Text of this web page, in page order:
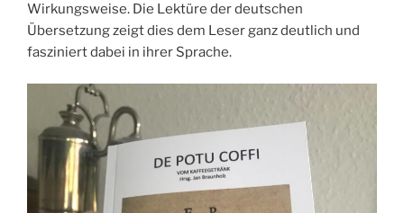
Wirkungsweise. Die Lektüre der deutschen
Übersetzung zeigt dies dem Leser ganz deutlich und
fasziniert dabei in ihrer Sprache.